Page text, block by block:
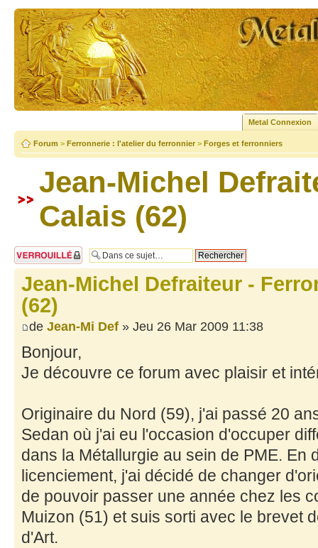
Metal Connexion
Forum > Ferronnerie : l'atelier du ferronnier > Forges et ferronniers
Jean-Michel
Calais (62)
Sujet verrouillé
Jean-Michel Defraiteur -
(62)
de Jean-Mi Def » Jeu 26 Mar 2009 11:38
Bonjour,
Je découvre ce forum avec plaisir et
Originaire du Nord (59), j'ai passé 20
Sedan où j'ai eu l'occasion d'occuper
dans la Métallurgie au sein de PME. En
licenciement, j'ai décidé de changer
de pouvoir passer une année chez les
Muizon (51) et suis sorti avec le brevet
d'Art.